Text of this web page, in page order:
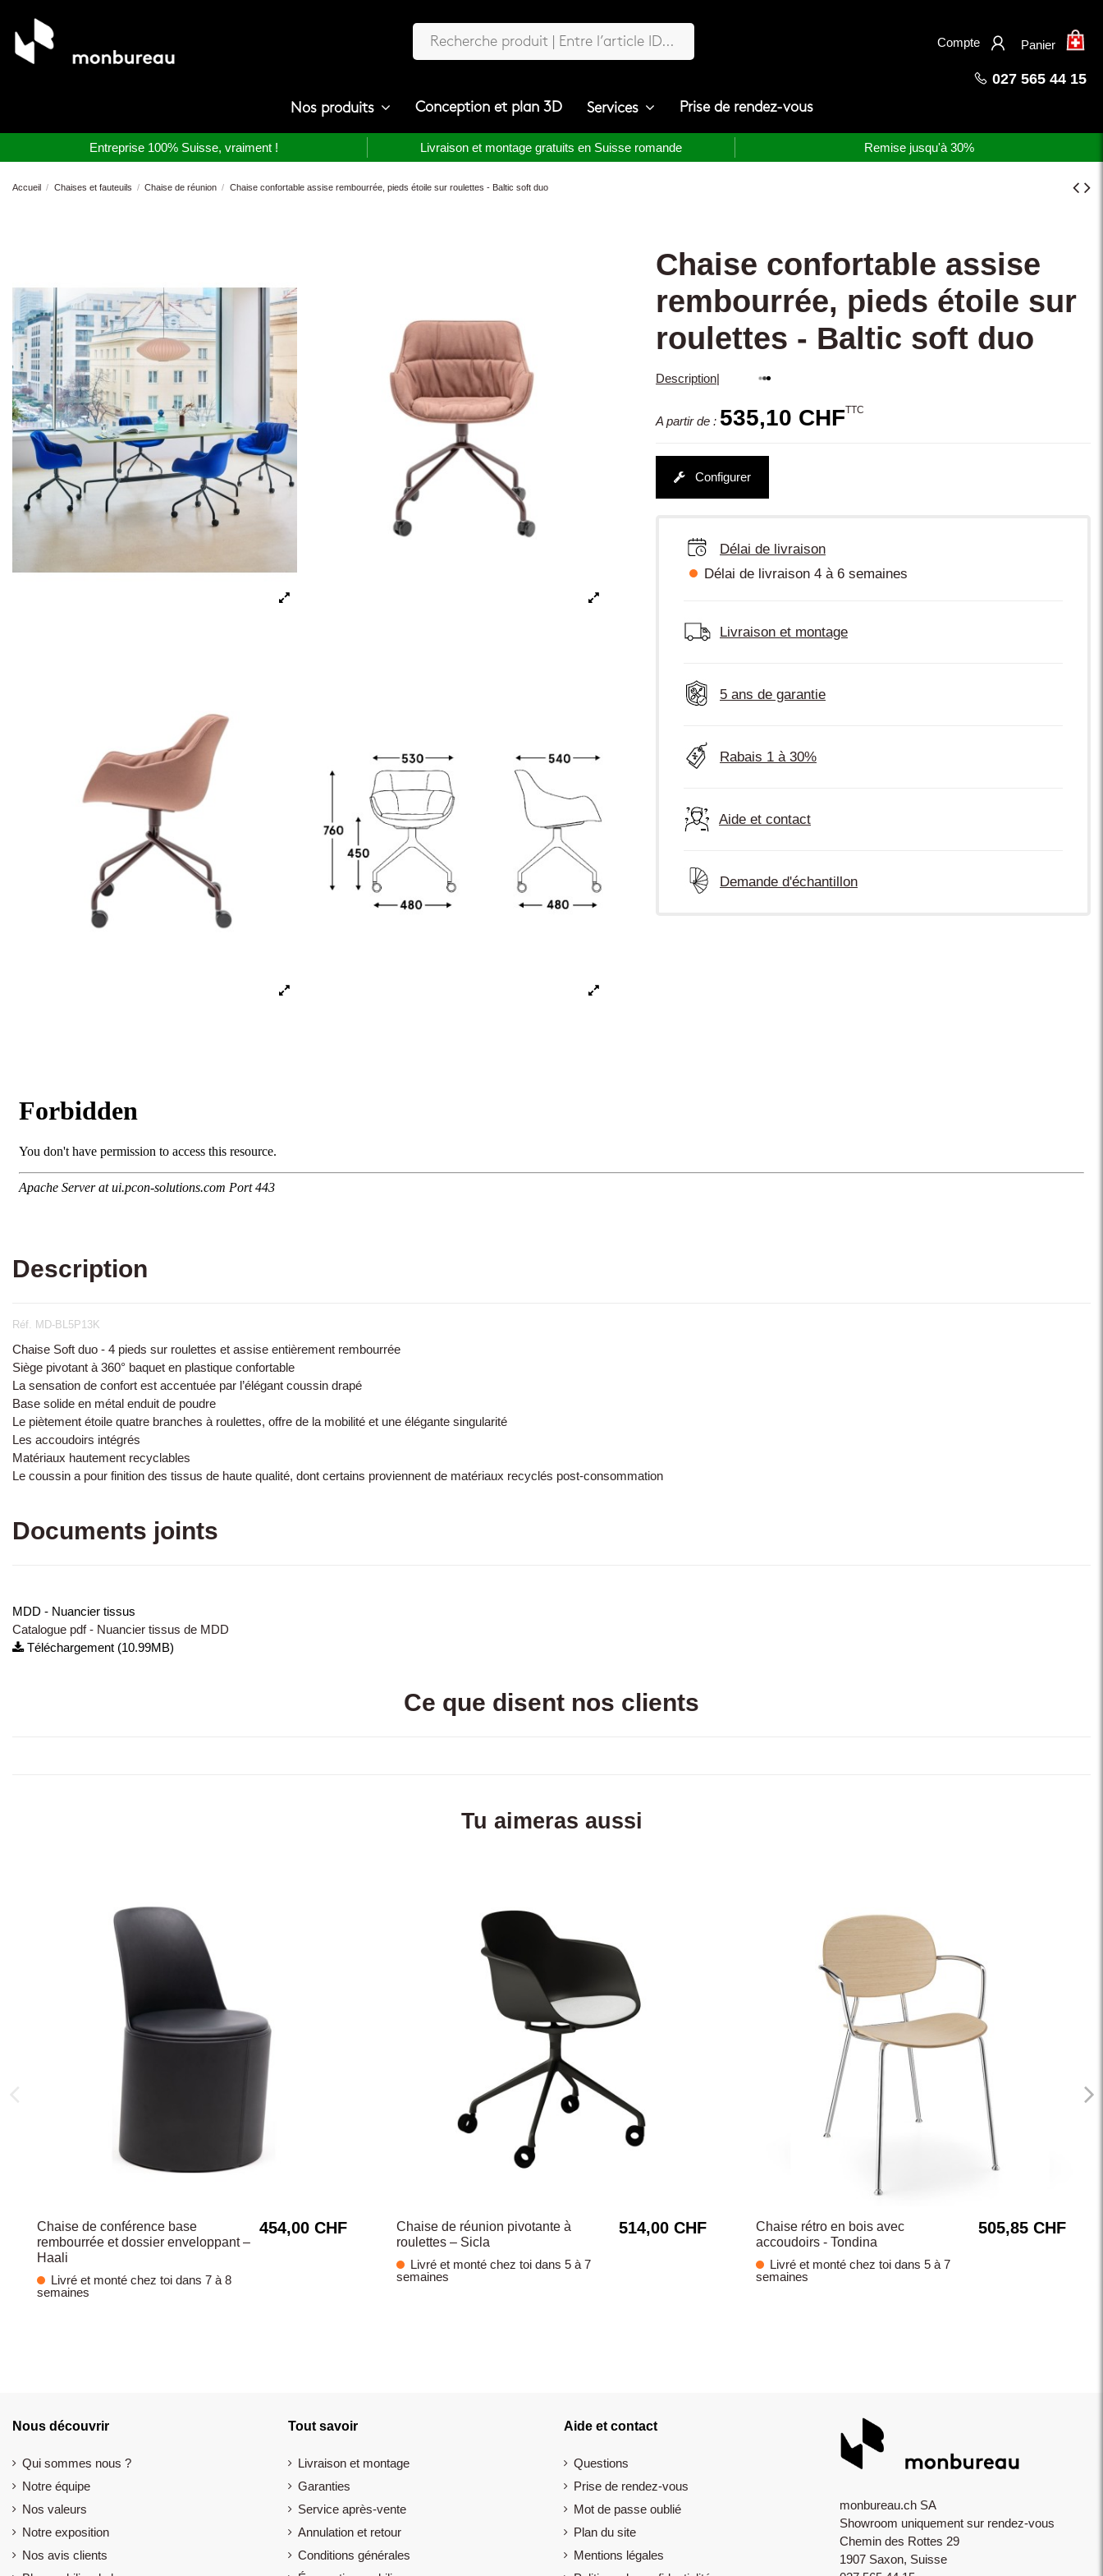
×
Compte Panier
027 565 44 15
Nos produits Conception et plan 3D Services Prise de rendez-vous
Entreprise 100% Suisse, vraiment ! Livraison et montage gratuits en Suisse romande Remise jusqu'à 30%
Accueil Chaises et fauteuils Chaise de réunion Chaise confortable assise rembourrée, pieds étoile sur roulettes - Baltic soft duo
Chaise confortable assise
rembourrée, pieds étoile sur
roulettes - Baltic soft duo
Description|
A partir de : 535,10 CHFTTC
Configurer
Délai de livraison
Délai de livraison 4 à 6 semaines
Livraison et montage
5 ans de garantie
Rabais 1 à 30%
Aide et contact
Demande d'échantillon
Description
Réf. MD-BL5P13K
Chaise Soft duo - 4 pieds sur roulettes et assise entièrement rembourrée
Siège pivotant à 360° baquet en plastique confortable
La sensation de confort est accentuée par l’élégant coussin drapé
Base solide en métal enduit de poudre
Le piètement étoile quatre branches à roulettes, offre de la mobilité et une élégante singularité
Les accoudoirs intégrés
Matériaux hautement recyclables
Le coussin a pour finition des tissus de haute qualité, dont certains proviennent de matériaux recyclés post-consommation
Documents joints
MDD - Nuancier tissus
Catalogue pdf - Nuancier tissus de MDD
Téléchargement (10.99MB)
Ce que disent nos clients
Tu aimeras aussi
Chaise de conférence base
rembourrée et dossier enveloppant –
Haali
Livré et monté chez toi dans 7 à 8
semaines
454,00 CHF
Chaise de réunion pivotante à
roulettes – Sicla
Livré et monté chez toi dans 5 à 7
semaines
514,00 CHF
Chaise rétro en bois avec
accoudoirs - Tondina
Livré et monté chez toi dans 5 à 7
semaines
505,85 CHF
Nous découvrir
Qui sommes nous ?
Notre équipe
Nos valeurs
Notre exposition
Nos avis clients
Tout savoir
Livraison et montage
Garanties
Service après-vente
Annulation et retour
Conditions générales
Aide et contact
Questions
Prise de rendez-vous
Mot de passe oublié
Plan du site
Mentions légales
monbureau.ch SA
Showroom uniquement sur rendez-vous
Chemin des Rottes 29
1907 Saxon, Suisse